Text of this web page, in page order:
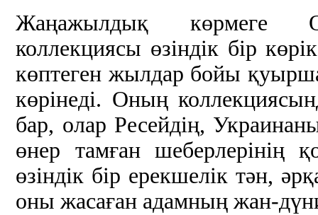
Жаңажылдық көрмеге
коллекциясы өзіндік бір
көптеген жылдар бойы
көрінеді. Оның
бар, олар Ресейдің,
өнер тамған
өзіндік бір ерекшелік тән,
оны жасаған адамның жан-